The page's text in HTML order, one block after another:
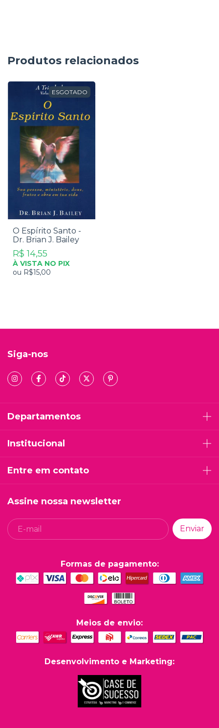
Produtos relacionados
ESGOTADO
O Espírito Santo -
Dr. Brian J. Bailey
R$ 14,55
À VISTA NO PIX
ou R$15,00
Siga-nos
Departamentos
Institucional
Entre em contato
Assine nossa newsletter
Formas de pagamento:
Meios de envio:
Desenvolvimento e Marketing: